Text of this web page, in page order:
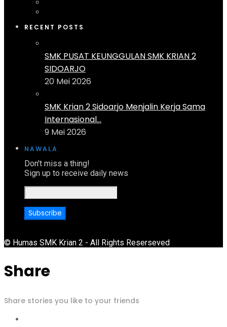
RECENT POSTS
SMK PUSAT KEUNGGULAN SMK KRIAN 2
SIDOARJO
20 Mei 2026
SMK Krian 2 Sidoarjo Menjalin Kerja Sama
Internasional...
9 Mei 2026
NAWALA
Don't miss a thing!
Sign up to receive daily news
© Humas SMK Krian 2 - All Rights Reserseved
Share
Share stories you like to your friends